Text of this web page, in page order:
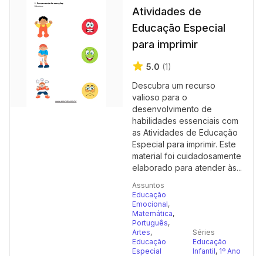
Atividades de
Educação Especial
para imprimir
5.0 (1)
Descubra um recurso
valioso para o
desenvolvimento de
habilidades essenciais com
as Atividades de Educação
Especial para imprimir. Este
material foi cuidadosamente
elaborado para atender às...
Assuntos
Educação
Emocional,
Matemática,
Português,
Artes,
Educação
Especial
Séries
Educação
Infantil, 1º Ano